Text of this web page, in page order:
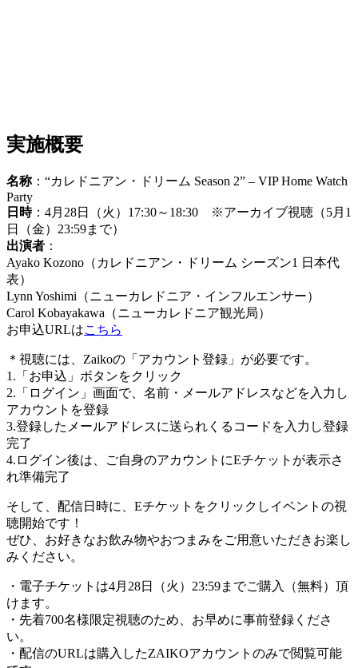
実施概要
名称：“カレドニアン・ドリーム Season 2” ‒ VIP Home Watch
Party
日時：4月28日（火）17:30～18:30 ※アーカイブ視聴（5月1
日（金）23:59まで）
出演者 ：
Ayako Kozono（カレドニアン・ドリーム シーズン1 日本代
表）
Lynn Yoshimi（ニューカレドニア・インフルエンサー）
Carol Kobayakawa（ニューカレドニア観光局）
お申込URLはこちら
＊視聴には、Zaikoの「アカウント登録」が必要です。
1.「お申込」ボタンをクリック
2.「ログイン」画面で、名前・メールアドレスなどを入力し
アカウントを登録
3.登録したメールアドレスに送られくるコードを入力し登録
完了
4.ログイン後は、ご自身のアカウントにEチケットが表示さ
れ準備完了
そして、配信日時に、Eチケットをクリックしイベントの視
聴開始です！
ぜひ、お好きなお飲み物やおつまみをご用意いただきお楽し
みください。
・電子チケットは4月28日（火）23:59までご購入（無料）頂
けます。
・先着700名様限定視聴のため、お早めに事前登録くださ
い。
・配信のURLは購入したZAIKOアカウントのみで閲覧可能